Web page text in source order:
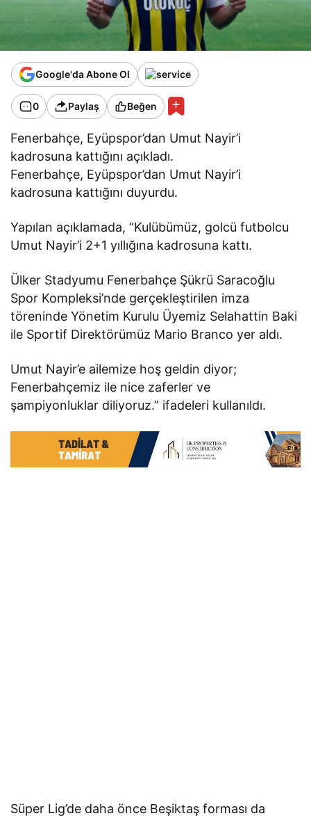
Google'da Abone Ol
0 Paylaş Beğen
Fenerbahçe, Eyüpspor’dan Umut Nayir’i
kadrosuna kattığını açıkladı.
Fenerbahçe, Eyüpspor’dan Umut Nayir’i
kadrosuna kattığını duyurdu.
Yapılan açıklamada, “Kulübümüz, golcü futbolcu
Umut Nayir’i 2+1 yıllığına kadrosuna kattı.
Ülker Stadyumu Fenerbahçe Şükrü Saracoğlu
Spor Kompleksi’nde gerçekleştirilen imza
töreninde Yönetim Kurulu Üyemiz Selahattin Baki
ile Sportif Direktörümüz Mario Branco yer aldı.
Umut Nayir’e ailemize hoş geldin diyor;
Fenerbahçemiz ile nice zaferler ve
şampiyonluklar diliyoruz.” ifadeleri kullanıldı.
Süper Lig’de daha önce Beşiktaş forması da